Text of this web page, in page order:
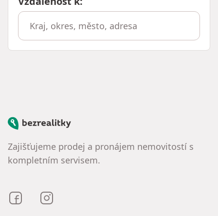
Bezrealitky
Zajišťujeme prodej a pronájem nemovitostí s
kompletním servisem.
Bezrealitky na Facebooku